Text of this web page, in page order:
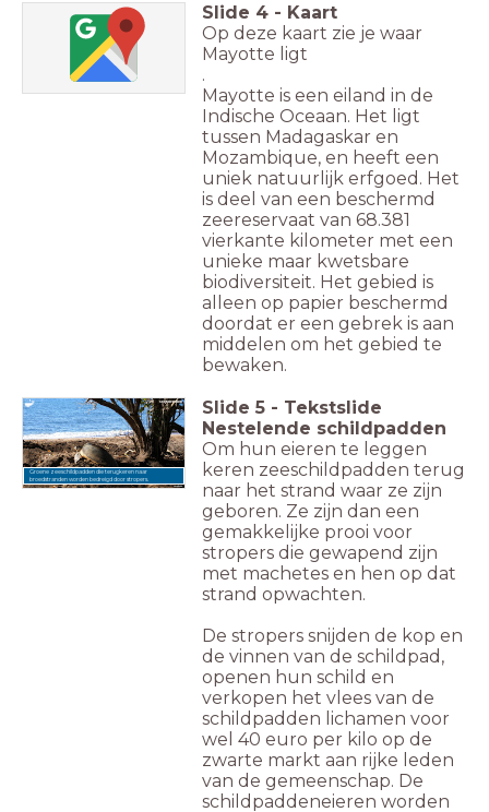
Slide 4 - Kaart
Op deze kaart zie je waar
Mayotte ligt
.
Mayotte is een eiland in de
Indische Oceaan. Het ligt
tussen Madagaskar en
Mozambique, en heeft een
uniek natuurlijk erfgoed. Het
is deel van een beschermd
zeereservaat van 68.381
vierkante kilometer met een
unieke maar kwetsbare
biodiversiteit. Het gebied is
alleen op papier beschermd
doordat er een gebrek is aan
middelen om het gebied te
bewaken.
Groene zeeschildpadden die terugkeren naar
broedstranden worden bedreigd door stropers.
Slide 5 - Tekstslide
Nestelende schildpadden
Om hun eieren te leggen
keren zeeschildpadden terug
naar het strand waar ze zijn
geboren. Ze zijn dan een
gemakkelijke prooi voor
stropers die gewapend zijn
met machetes en hen op dat
strand opwachten.
De stropers snijden de kop en
de vinnen van de schildpad,
openen hun schild en
verkopen het vlees van de
schildpadden lichamen voor
wel 40 euro per kilo op de
zwarte markt aan rijke leden
van de gemeenschap. De
schildpaddeneieren worden